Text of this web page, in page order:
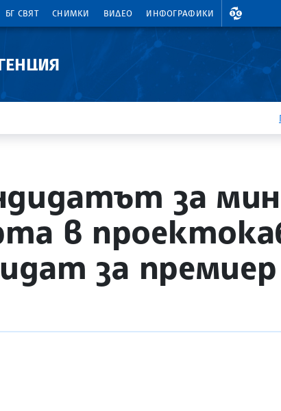
БГ СВЯТ СНИМКИ ВИДЕО ИНФОГРАФИКИ
ВАЛУТНИ
за
в
за премиер